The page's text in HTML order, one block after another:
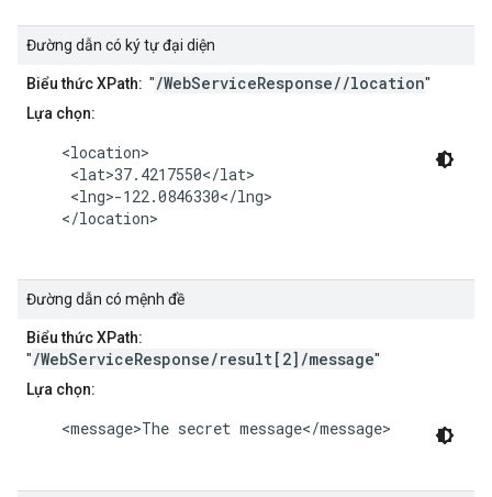
Đường dẫn có ký tự đại diện
Biểu thức XPath: "/WebServiceResponse//location"
Lựa chọn:
    <location>
     <lat>37.4217550</lat>
     <lng>-122.0846330</lng>
    </location>
Đường dẫn có mệnh đề
Biểu thức XPath:
"/WebServiceResponse/result[2]/message"
Lựa chọn:
    <message>The secret message</message>